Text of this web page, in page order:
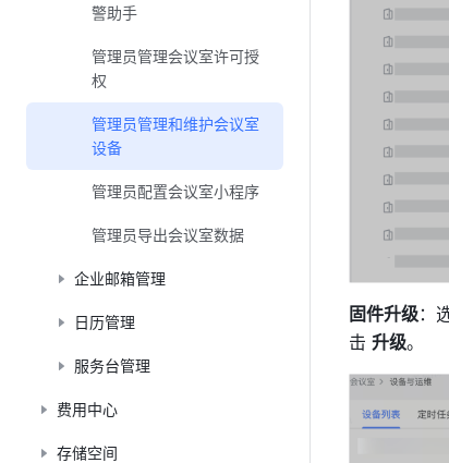
警助手
管理员管理会议室许可授
权
管理员管理和维护会议室
设备
管理员配置会议室小程序
管理员导出会议室数据
企业邮箱管理
日历管理
服务台管理
费用中心
存储空间
固件升级：
击 升级。